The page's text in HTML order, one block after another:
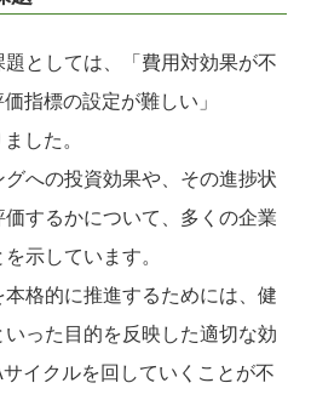
としては、「費用対効果が不
指標の設定が難しい」
した。
への投資効果や、その進捗状
するかについて、多くの企業
示しています。
格的に推進するためには、健
った目的を反映した適切な効
イクルを回していくことが不